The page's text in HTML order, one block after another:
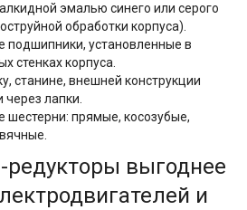
эмалью синего или серого
обработки корпуса).
подшипники, установленные в
стенках корпуса.
станине, внешней конструкции
через лапки.
прямые, косозубые,
выгоднее
и